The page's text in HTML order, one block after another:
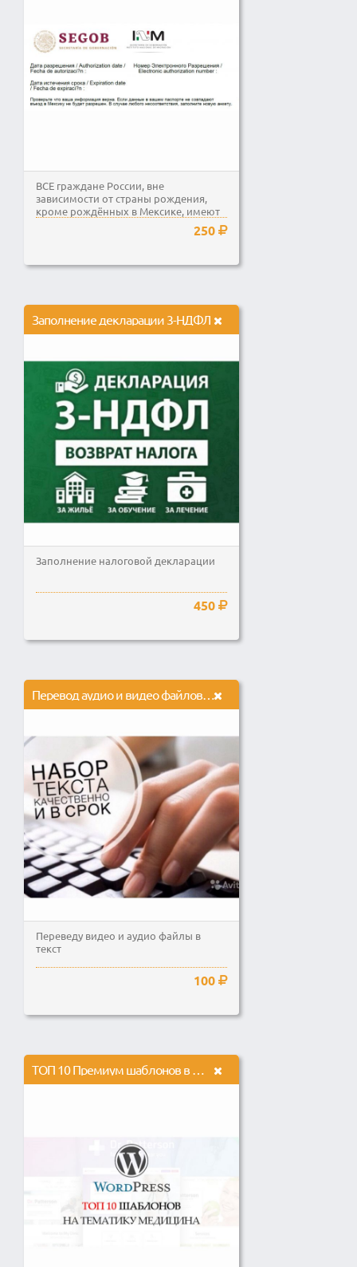
ВСЕ граждане России, вне
зависимости от страны рождения,
кроме рождённых в Мексике, имеют
250
Заполнение декларации 3-НДФЛ
Заполнение налоговой декларации
450
Перевод аудио и видео файлов в текст
Переведу видео и аудио файлы в
текст
100
ТОП 10 Премиум шаблонов в WordPress. Подборка - тематика медицина